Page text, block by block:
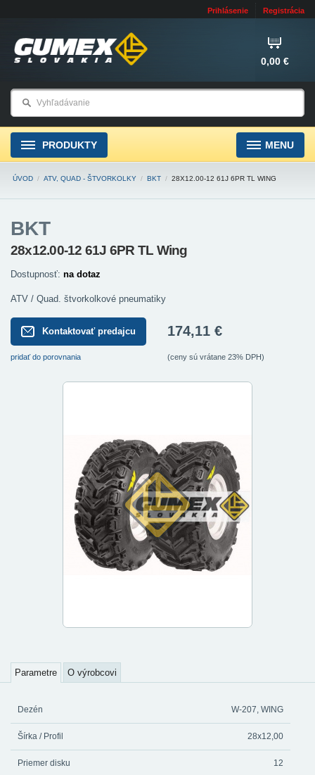
Prihlásenie Registrácia
0,00 €
PRODUKTY MENU
ÚVOD / ATV, QUAD - ŠTVORKOLKY / BKT / 28X12.00-12 61J 6PR TL WING
BKT
28x12.00-12 61J 6PR TL Wing
Dostupnosť: na dotaz
ATV / Quad. štvorkolkové pneumatiky
Kontaktovať predajcu
pridať do porovnania
174,11 €
(ceny sú vrátane 23% DPH)
Parametre O výrobcovi
Dezén W-207, WING
Šírka / Profil 28x12,00
Priemer disku 12